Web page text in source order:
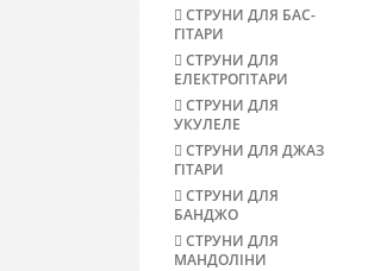
СТРУНИ ДЛЯ БАС-
ГІТАРИ
СТРУНИ ДЛЯ
ЕЛЕКТРОГІТАРИ
СТРУНИ ДЛЯ
УКУЛЕЛЕ
СТРУНИ ДЛЯ ДЖАЗ
ГІТАРИ
СТРУНИ ДЛЯ
БАНДЖО
СТРУНИ ДЛЯ
МАНДОЛІНИ